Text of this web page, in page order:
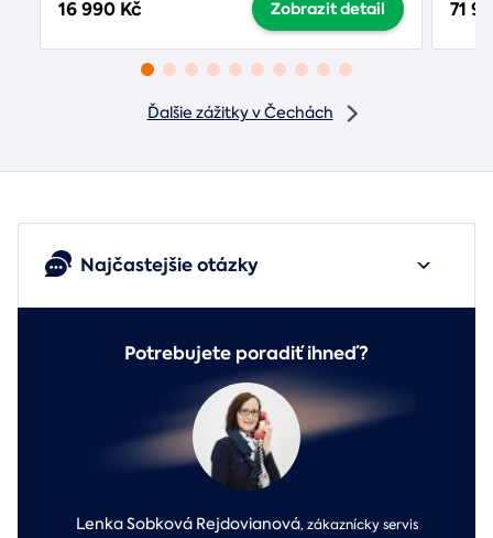
16 990 Kč Zobrazit detail 71
Ďalšie zážitky v Čechách
Najčastejšie otázky
Potrebujete poradiť ihneď?
Lenka Sobková Rejdovianová,zákaznícky servis